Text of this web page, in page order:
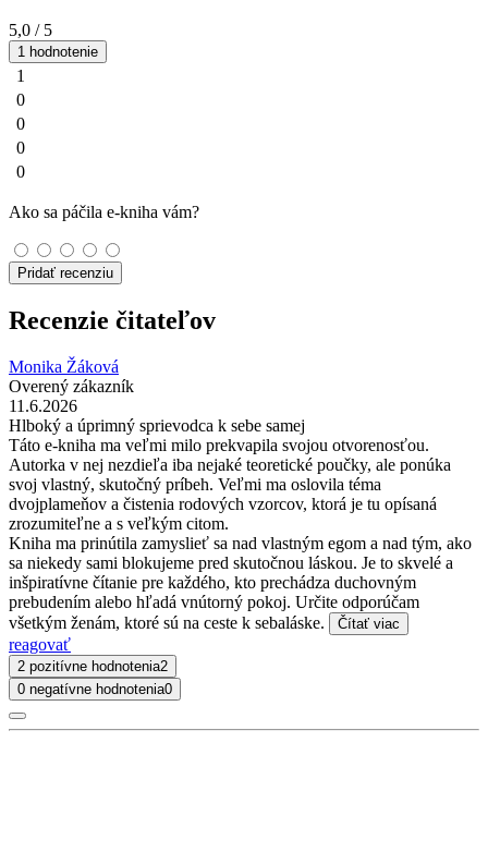
5,0 / 5
1 hodnotenie
1
0
0
0
0
Ako sa páčila e-kniha vám?
Pridať recenziu
Recenzie čitateľov
Monika Žáková
Overený zákazník
11.6.2026
Hlboký a úprimný sprievodca k sebe samej
Táto e-kniha ma veľmi milo prekvapila svojou otvorenosťou.
Autorka v nej nezdieľa iba nejaké teoretické poučky, ale ponúka
svoj vlastný, skutočný príbeh. Veľmi ma oslovila téma
dvojplameňov a čistenia rodových vzorcov, ktorá je tu opísaná
zrozumiteľne a s veľkým citom.
Kniha ma prinútila zamyslieť sa nad vlastným egom a nad tým, ako
sa niekedy sami blokujeme pred skutočnou láskou. Je to skvelé a
inšpiratívne čítanie pre každého, kto prechádza duchovným
prebudením alebo hľadá vnútorný pokoj. Určite odporúčam
všetkým ženám, ktoré sú na ceste k sebaláske.
Čítať viac
reagovať
2 pozitívne hodnotenia2
0 negatívne hodnotenia0